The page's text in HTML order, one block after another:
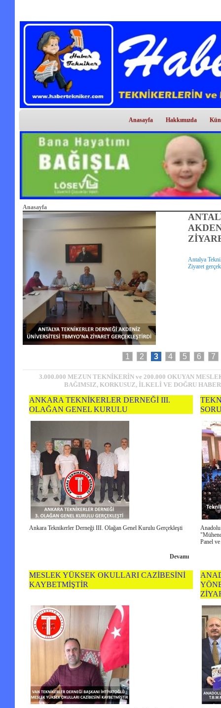
Anasayfa Hakkımızda
Anasayfa
Antalya
Ziyaret
1 2 3 4 5 6 7
3.000.000 MEZUN TEKNİKERİN ve 200.000 OKUYAN
BAĞIMSIZ, KORKUSUZ, İLKELİ VE DOĞRU
ANKARA TEKNİKERLER DERNEĞİ III.
OLAĞAN GENEL KURULU
Ankara Teknikerler Derneği III. Olağan Genel Kurulu Gerçekleşti
Panel ve
Devamı
MESLEK YÜKSEK OKULLARI CAZİBESİNİ
KAYBETMİŞTİR